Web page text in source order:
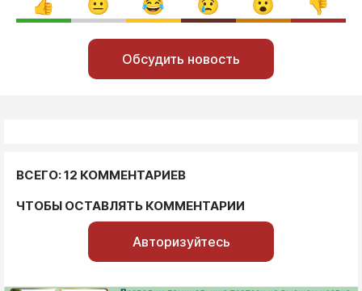
Обсудить новость
ВСЕГО: 12 КОММЕНТАРИЕВ
ЧТОБЫ ОСТАВЛЯТЬ КОММЕНТАРИИ
Авторизуйтесь